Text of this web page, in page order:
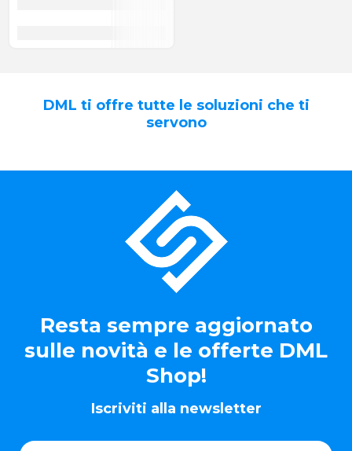
DML ti offre tutte le soluzioni che ti
servono
Resta sempre aggiornato
sulle novità e le offerte DML
Shop!
Iscriviti alla newsletter